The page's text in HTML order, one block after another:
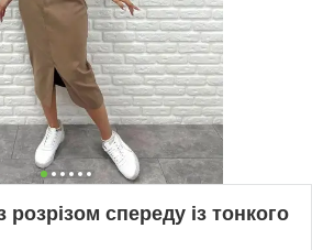
розрізом спереду із тонкого